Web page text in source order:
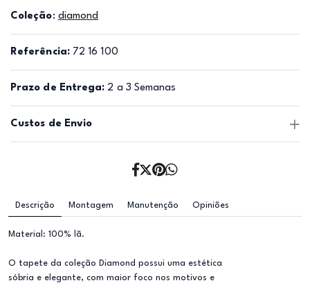
Coleção: diamond
Referência: 72 16 100
Prazo de Entrega: 2 a 3 Semanas
Custos de Envio
Descrição Montagem Manutenção Opiniões
Material: 100% lã.
O tapete da coleção Diamond possui uma estética
sóbria e elegante, com maior foco nos motivos e